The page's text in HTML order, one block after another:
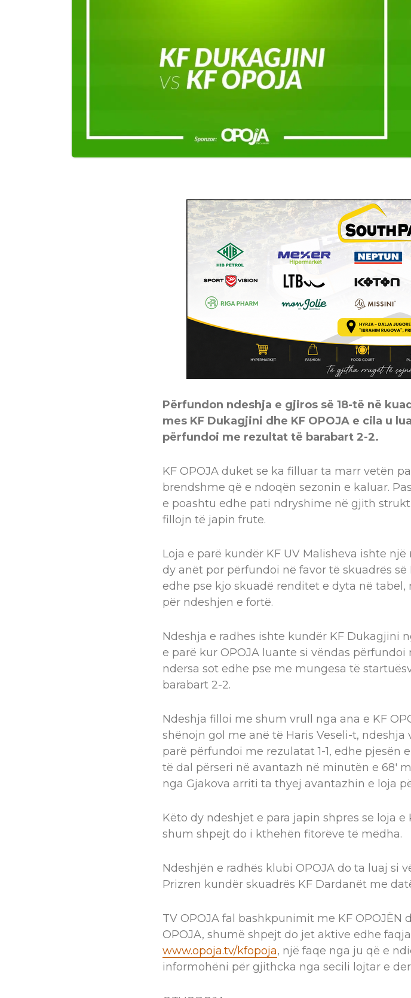
Përfundon ndeshja e gjiros së 18-të në
mes KF Dukagjini dhe KF OPOJA e cila u
përfundoi me rezultat të barabart 2-2.
KF OPOJA duket se ka filluar ta marr vetën
brendshme që e ndoqën sezonin e kaluar.
e poashtu edhe pati ndryshime në gjith
fillojn të japin frute.
Loja e parë kundër KF UV Malisheva ishte
dy anët por përfundoi në favor të skuadrës
edhe pse kjo skuadë renditet e dyta në
për ndeshjen e fortë.
Ndeshja e radhes ishte kundër KF Dukagjini
e parë kur OPOJA luante si vëndas
ndersa sot edhe pse me mungesa të
barabart 2-2.
Ndeshja filloi me shum vrull nga ana e KF
shënojn gol me anë të Haris Veseli-t,
parë përfundoi me rezulatat 1-1, edhe pjesën
të dal përseri në avantazh në minutën e 68′
nga Gjakova arriti ta thyej avantazhin e loja
Këto dy ndeshjet e para japin shpres se loja
shum shpejt do i kthehën fitorëve të mëdha.
Ndeshjën e radhës klubi OPOJA do ta luaj si
Prizren kundër skuadrës KF Dardanët me
TV OPOJA fal bashkpunimit me KF
OPOJA, shumë shpejt do jet aktive edhe
www.opoja.tv/kfopoja, një faqe nga ju që e
informohëni për gjithcka nga secili lojtar e